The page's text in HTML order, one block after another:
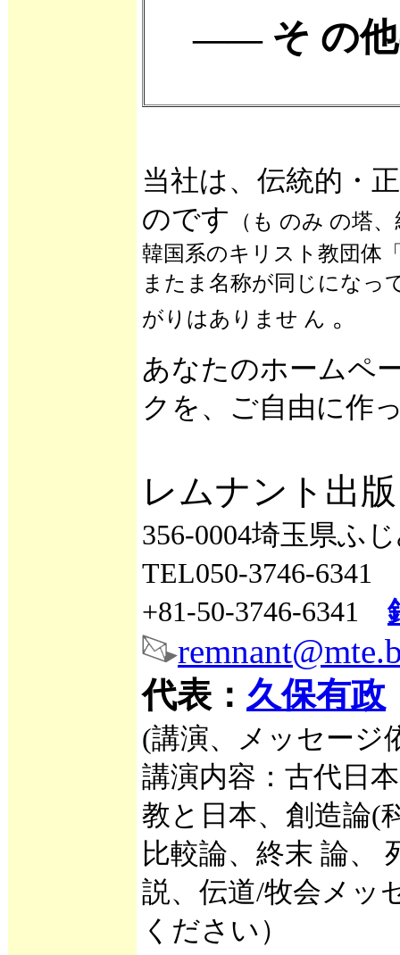
―― そ の
当社は、伝統的・
のです
（も のみ の塔
韓国系のキリスト教団体
またま名称が同じになっ
がりはありませ ん 。
あなたのホームペ
クを、ご自由に作
レムナント出版
356-0004埼玉県ふ
TEL050-3746-
+81-50-3746-6341
代表： 久保有政
(講演、メッセージ
講演内容：古代日
教と日本、創造論(
比較論、終末 論、
説、伝道/牧会メッ
ください）